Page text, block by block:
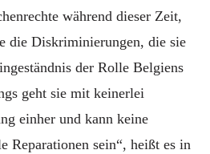
während dieser Zeit,
die Diskriminierungen, die sie
der Rolle Belgiens
geht sie mit keinerlei
einher und kann keine
Reparationen sein“, heißt es in